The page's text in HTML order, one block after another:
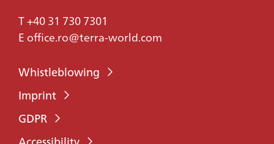
T+40 31 730 7301
E office.ro@terra-world.com
Whistleblowing
Imprint
GDPR